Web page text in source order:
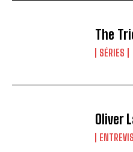
The
SÉRIES
Oliver